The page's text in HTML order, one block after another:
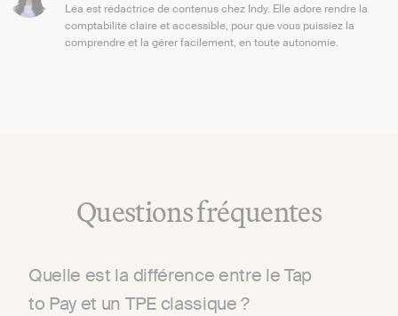
Léa est rédactrice de contenus chez Indy. Elle adore rendre la
comptabilité claire et accessible, pour que vous puissiez la
comprendre et la gérer facilement, en toute autonomie.
Questions fréquentes
Quelle est la différence entre le Tap
to Pay et un TPE classique ?